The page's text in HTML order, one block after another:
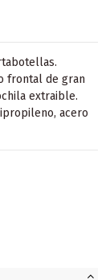
frontal de gran
extraible.
acero